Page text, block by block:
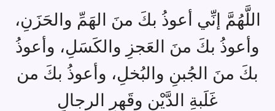
اللَّهُمَّ إنِّي أعوذُ بكَ منَ الهَمِّ والحَزَنِ،
وأعوذُ بكَ منَ العَجزِ والكَسَلِ، وأعوذُ
بكَ منَ الجُبنِ والبُخلِ، وأعوذُ بكَ من
غَلَبةِ الدَّيْنِ وقَهرِ الرجالِ